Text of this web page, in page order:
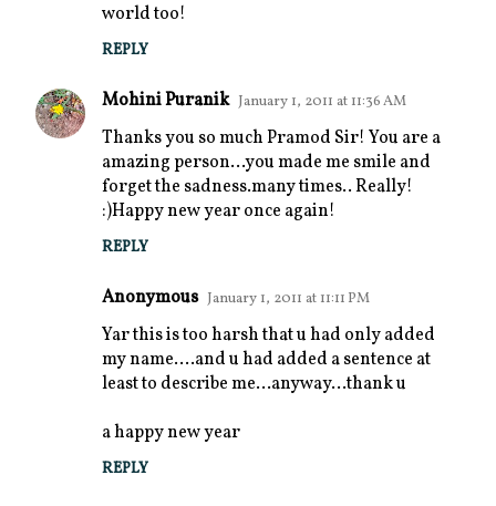
world too!
REPLY
Mohini Puranik January 1, 2011 at 11:36 AM
Thanks you so much Pramod Sir! You are a
amazing person...you made me smile and
forget the sadness.many times.. Really!
:)Happy new year once again!
REPLY
Anonymous January 1, 2011 at 11:11 PM
Yar this is too harsh that u had only added
my name....and u had added a sentence at
least to describe me...anyway...thank u
a happy new year
REPLY